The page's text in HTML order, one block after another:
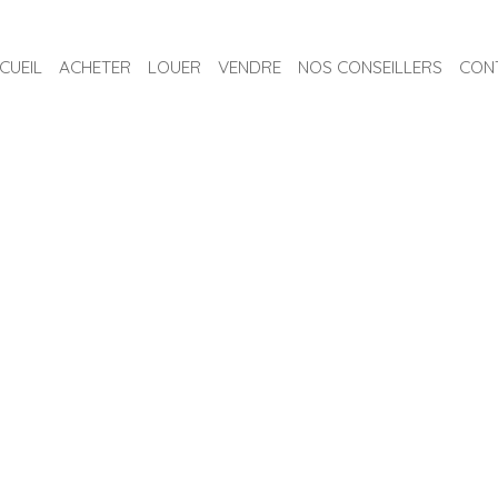
ACHETER LOUER VENDRE NOS CONSEILLERS